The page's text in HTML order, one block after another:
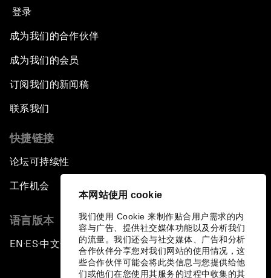
本网站使用 cookie
我们使用 Cookie 来制作贴合用户需求的内
容与广告、提供社交媒体功能以及分析我们
的流量。我们还会与社交媒体、广告和分析
合作伙伴分享您对我们网站的使用情况，这
些合作伙伴可能会将此类信息与您提供给他
们或他们在您使用其服务的过程中收集的其
登录
成为我们的合作伙伴
成为我们的会员
订阅我们的新闻稿
联系我们
快捷链接
论坛可持续性
工作机会
语言版本
EN ▪ES▪中文▪ 日本語